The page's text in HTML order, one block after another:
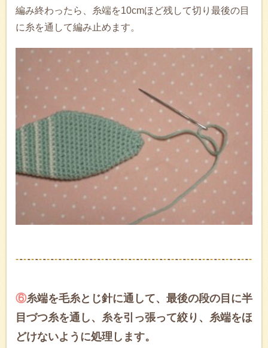
編み終わったら、糸端を10cmほど残して切り最後の目
に糸を通して編み止めます。
⑥糸端を毛糸とじ針に通して、最後の段の目に半
目づつ糸を通し、糸を引っ張って絞り、糸端をほ
どけないように処理します。